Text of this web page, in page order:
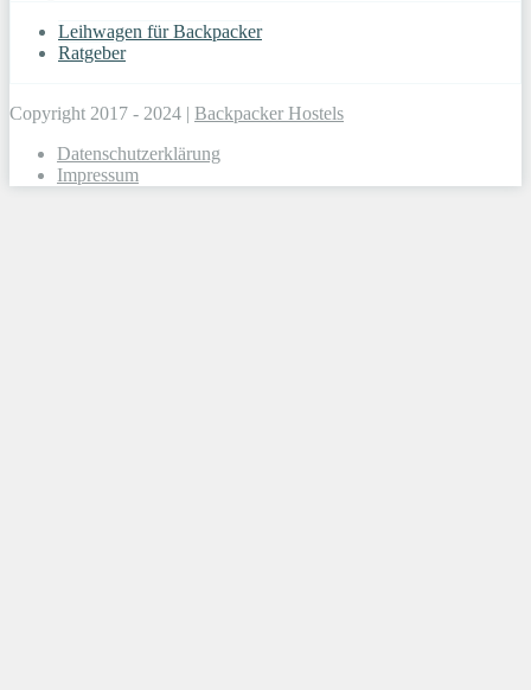
Leihwagen für Backpacker
Ratgeber
Copyright 2017 - 2024 | Backpacker Hostels
Datenschutzerklärung
Impressum